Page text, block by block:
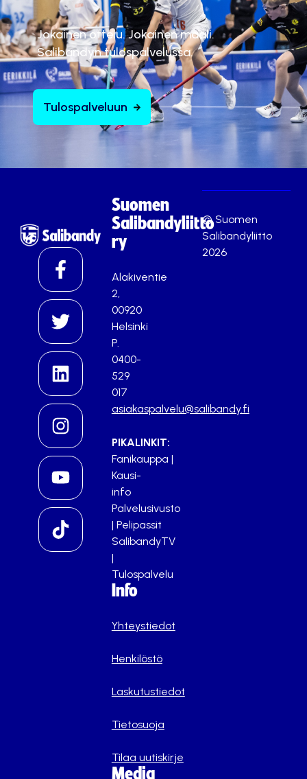
Jokainen ottelu. Jokainen maali.
Salibandyn tulospalvelussa.
Tulospalveluun
Suomen
Salibandyliitto
ry
Alakiventie
2,
00920
Helsinki
P.
0400-
529
017
asiakaspalvelu@salibandy.fi
PIKALINKIT:
Fanikauppa |
Kausi-
info
Palvelusivusto
| Pelipassit
SalibandyTV
|
Tulospalvelu
Info
Yhteystiedot
Henkilöstö
Laskutustiedot
Tietosuoja
Tilaa uutiskirje
Media
© Suomen
Salibandyliitto
2026